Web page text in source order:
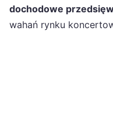
dochodowe
wahań rynku